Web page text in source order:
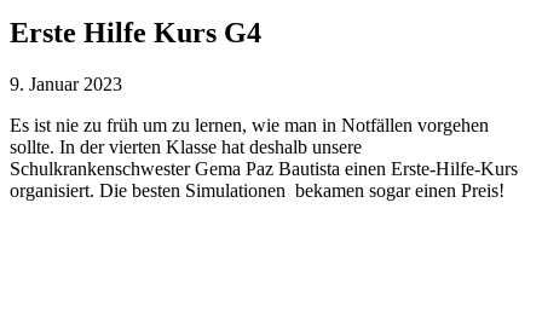
Erste Hilfe Kurs G4
9. Januar 2023
Es ist nie zu früh um zu lernen, wie man in Notfällen vorgehen
sollte. In der vierten Klasse hat deshalb unsere
Schulkrankenschwester Gema Paz Bautista einen Erste-Hilfe-Kurs
organisiert. Die besten Simulationen bekamen sogar einen Preis!